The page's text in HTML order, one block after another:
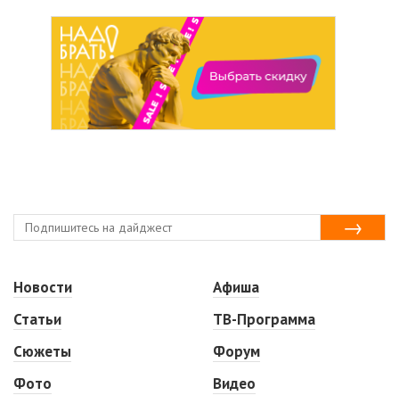
Новости
Статьи
Сюжеты
Фото
Афиша
ТВ-Программа
Форум
Видео